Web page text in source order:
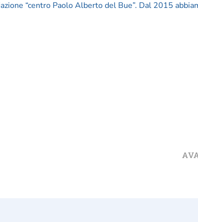
“centro Paolo Alberto del Bue”. Dal 2015